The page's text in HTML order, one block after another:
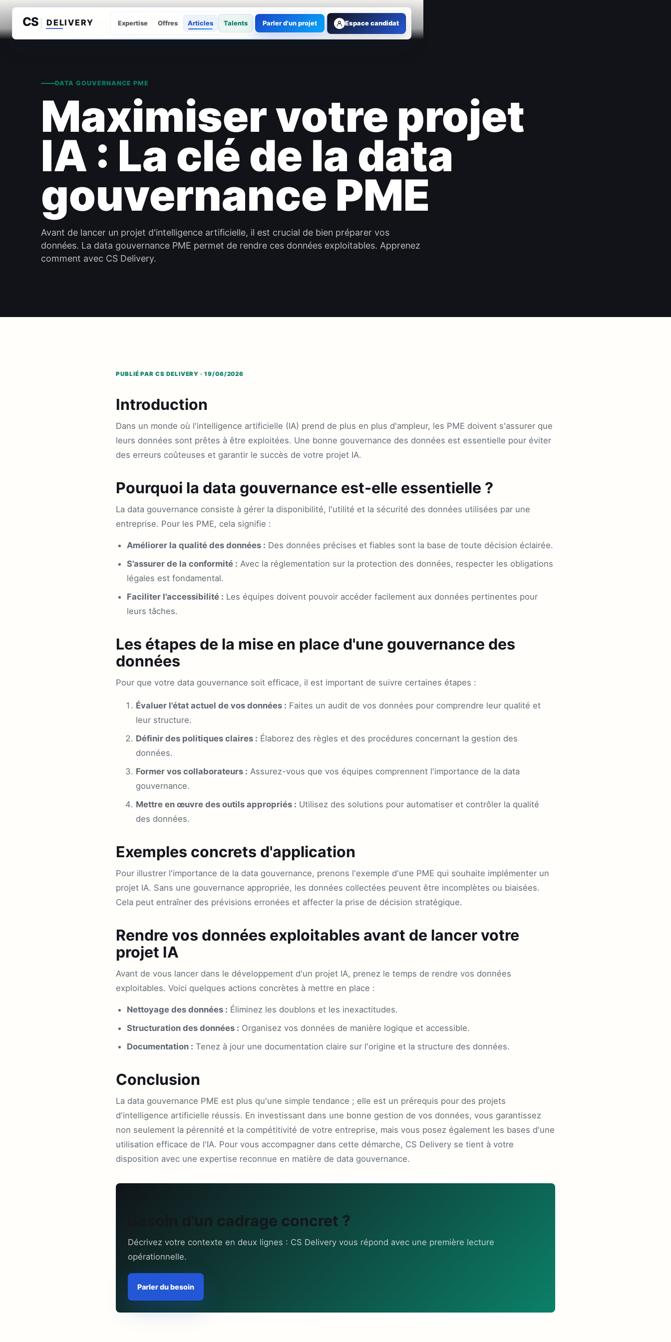
Expertise Offres Articles Talents Parler d'un projet Espace candidat
DATA GOUVERNANCE PME
Maximiser votre projet
IA : La clé de la data
gouvernance PME
Avant de lancer un projet d'intelligence artificielle, il est crucial de bien préparer vos
données. La data gouvernance PME permet de rendre ces données exploitables. Apprenez
comment avec CS Delivery.
PUBLIÉ PAR CS DELIVERY · 19/06/2026
Introduction
Dans un monde où l'intelligence artificielle (IA) prend de plus en plus d'ampleur, les PME doivent s'assurer que
leurs données sont prêtes à être exploitées. Une bonne gouvernance des données est essentielle pour éviter
des erreurs coûteuses et garantir le succès de votre projet IA.
Pourquoi la data gouvernance est-elle essentielle ?
La data gouvernance consiste à gérer la disponibilité, l'utilité et la sécurité des données utilisées par une
entreprise. Pour les PME, cela signifie :
Améliorer la qualité des données : Des données précises et fiables sont la base de toute décision éclairée.
S'assurer de la conformité : Avec la réglementation sur la protection des données, respecter les obligations
légales est fondamental.
Faciliter l'accessibilité : Les équipes doivent pouvoir accéder facilement aux données pertinentes pour
leurs tâches.
Les étapes de la mise en place d'une gouvernance des
données
Pour que votre data gouvernance soit efficace, il est important de suivre certaines étapes :
Évaluer l'état actuel de vos données : Faites un audit de vos données pour comprendre leur qualité et
leur structure.
Définir des politiques claires : Élaborez des règles et des procédures concernant la gestion des
données.
Former vos collaborateurs : Assurez-vous que vos équipes comprennent l'importance de la data
gouvernance.
Mettre en œuvre des outils appropriés : Utilisez des solutions pour automatiser et contrôler la qualité
des données.
Exemples concrets d'application
Pour illustrer l'importance de la data gouvernance, prenons l'exemple d'une PME qui souhaite implémenter un
projet IA. Sans une gouvernance appropriée, les données collectées peuvent être incomplètes ou biaisées.
Cela peut entraîner des prévisions erronées et affecter la prise de décision stratégique.
Rendre vos données exploitables avant de lancer votre
projet IA
Avant de vous lancer dans le développement d'un projet IA, prenez le temps de rendre vos données
exploitables. Voici quelques actions concrètes à mettre en place :
Nettoyage des données : Éliminez les doublons et les inexactitudes.
Structuration des données : Organisez vos données de manière logique et accessible.
Documentation : Tenez à jour une documentation claire sur l'origine et la structure des données.
Conclusion
La data gouvernance PME est plus qu'une simple tendance ; elle est un prérequis pour des projets
d'intelligence artificielle réussis. En investissant dans une bonne gestion de vos données, vous garantissez
non seulement la pérennité et la compétitivité de votre entreprise, mais vous posez également les bases d'une
utilisation efficace de l'IA. Pour vous accompagner dans cette démarche, CS Delivery se tient à votre
disposition avec une expertise reconnue en matière de data gouvernance.
Besoin d'un cadrage concret ?
Décrivez votre contexte en deux lignes : CS Delivery vous répond avec une première lecture
opérationnelle.
Parler du besoin